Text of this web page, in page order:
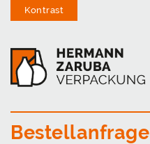
Kontrast
Bestellanfrage